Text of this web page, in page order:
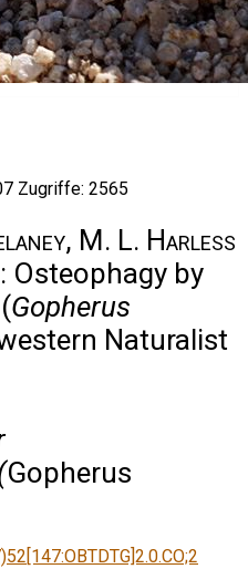
Zugriffe: 2565
M. L. Harless
Osteophagy by
Gopherus
Naturalist
Gopherus